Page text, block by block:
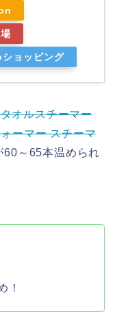
ョッピング
オルスチーマー
ーマー スチーマ
60～65本温められ
！